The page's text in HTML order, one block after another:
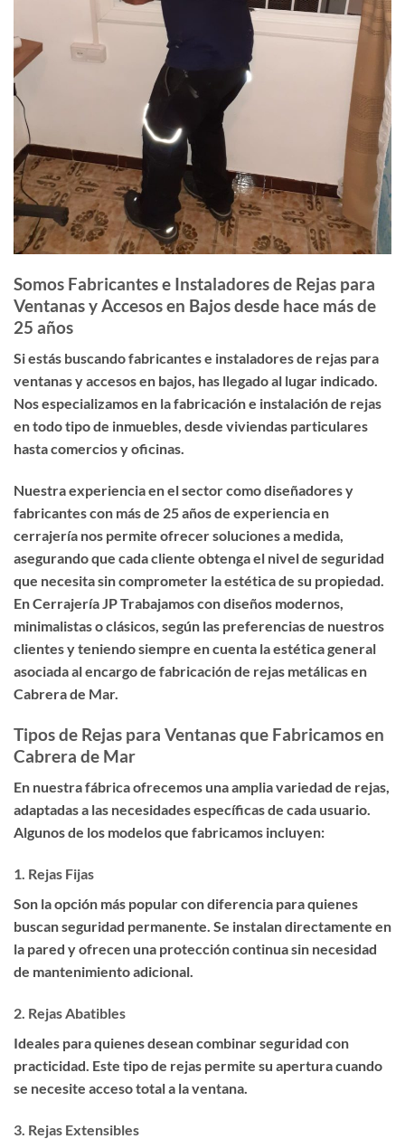
Somos Fabricantes e Instaladores de Rejas para
Ventanas y Accesos en Bajos desde hace más de
25 años
Si estás buscandofabricantes e instaladores de rejas para
ventanas y accesos en bajos, has llegado al lugar indicado.
Nos especializamos en la fabricación e instalación de rejas
en todo tipo de inmuebles, desde viviendas particulares
hasta comercios y oficinas.
Nuestra experiencia en el sector como diseñadores y
fabricantes con más de 25 años de experiencia en
cerrajería nos permite ofrecer soluciones a medida,
asegurando que cada cliente obtenga el nivel de seguridad
que necesita sin comprometer la estética de su propiedad.
En Cerrajería JP Trabajamos con diseños modernos,
minimalistas o clásicos, según las preferencias de nuestros
clientes y teniendo siempre en cuenta la estética general
asociada al encargo de fabricación de rejas metálicas en
Cabrera de Mar.
Tipos de Rejas para Ventanas que Fabricamos en
Cabrera de Mar
En nuestra fábrica ofrecemos una amplia variedad de rejas,
adaptadas a las necesidades específicas de cada usuario.
Algunos de los modelos que fabricamos incluyen:
1. Rejas Fijas
Son la opción más popular con diferencia para quienes
buscan seguridad permanente. Se instalan directamente en
la pared y ofrecen una protección continua sin necesidad
de mantenimiento adicional.
2. Rejas Abatibles
Ideales para quienes desean combinar seguridad con
practicidad. Este tipo de rejas permite su apertura cuando
se necesite acceso total a la ventana.
3. Rejas Extensibles